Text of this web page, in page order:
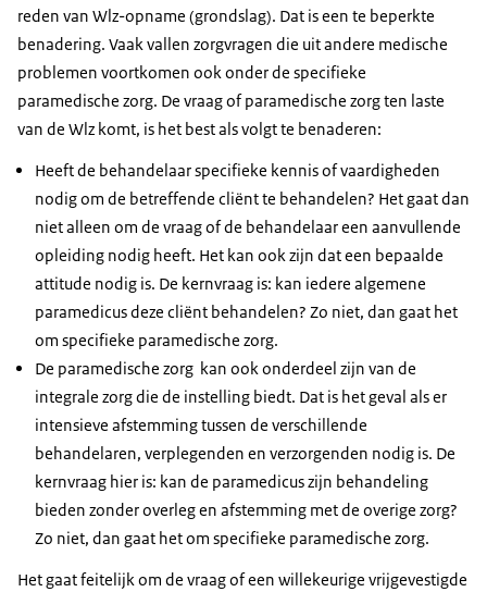
reden van Wlz-opname (grondslag). Dat is een te beperkte
benadering. Vaak vallen zorgvragen die uit andere medische
problemen voortkomen ook onder de specifieke
paramedische zorg. De vraag of paramedische zorg ten laste
van de Wlz komt, is het best als volgt te benaderen:
Heeft de behandelaar specifieke kennis of vaardigheden
nodig om de betreffende cliënt te behandelen? Het gaat dan
niet alleen om de vraag of de behandelaar een aanvullende
opleiding nodig heeft. Het kan ook zijn dat een bepaalde
attitude nodig is. De kernvraag is: kan iedere algemene
paramedicus deze cliënt behandelen? Zo niet, dan gaat het
om specifieke paramedische zorg.
De paramedische zorg kan ook onderdeel zijn van de
integrale zorg die de instelling biedt. Dat is het geval als er
intensieve afstemming tussen de verschillende
behandelaren, verplegenden en verzorgenden nodig is. De
kernvraag hier is: kan de paramedicus zijn behandeling
bieden zonder overleg en afstemming met de overige zorg?
Zo niet, dan gaat het om specifieke paramedische zorg.
Het gaat feitelijk om de vraag of een willekeurige vrijgevestigde